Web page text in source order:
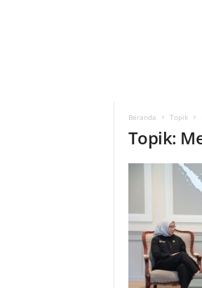
Beranda Topik
Topik: